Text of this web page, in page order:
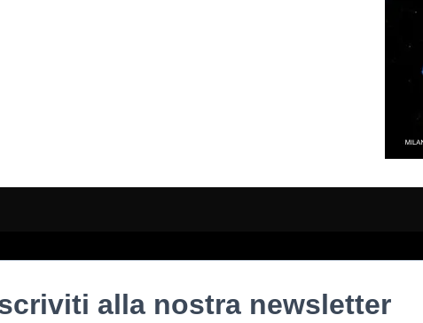
alla nostra newsletter